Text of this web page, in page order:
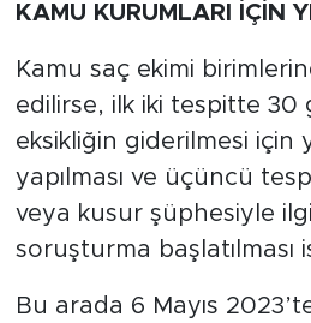
KAMU KURUMLARI İÇİN
Kamu saç ekimi
edilirse, ilk iki tespitte 30
eksikliğin giderilmesi için
yapılması ve üçüncü
veya kusur şüphesiyle
soruşturma başlatılması
Bu arada 6 Mayıs